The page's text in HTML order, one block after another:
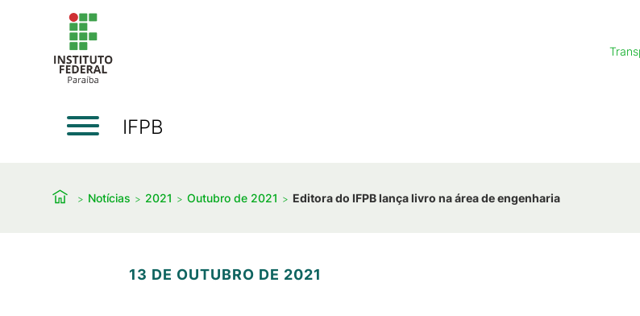
IFPB
Notícias 2021 Outubro de 2021 Editora do IFPB lança livro na área de engenharia
13 DE OUTUBRO DE 2021